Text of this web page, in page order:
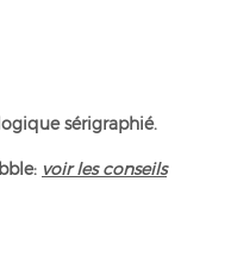
sérigraphié.
voir les conseils